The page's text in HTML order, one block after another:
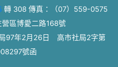
轉 308 傳真：
（07）559-0575
區博愛二路168號
97年2月26日 高市社局2字第
號函